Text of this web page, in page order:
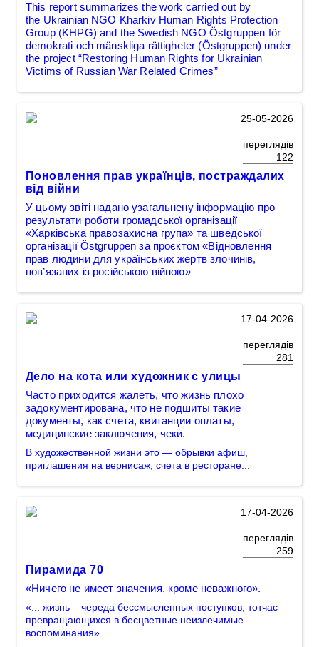
This report summarizes the work carried out by
the Ukrainian NGO Kharkiv Human Rights Protection
Group (KHPG) and the Swedish NGO Östgruppen för
demokrati och mänskliga rättigheter (Östgruppen) under
the project “Restoring Human Rights for Ukrainian
Victims of Russian War Related Crimes”
25-05-2026
переглядів
122
Поновлення прав українців, постраждалих
від війни
У цьому звіті надано узагальнену інформацію про
результати роботи громадської організації
«Харківська правозахисна група» та шведської
організації Östgruppen за проєктом «Відновлення
прав людини для українських жертв злочинів,
пов’язаних із російською війною»
17-04-2026
переглядів
281
Дело на кота или художник с улицы
Часто приходится жалеть, что жизнь плохо
задокументирована, что не подшиты такие
документы, как счета, квитанции оплаты,
медицинские заключения, чеки.
В художественной жизни это — обрывки афиш,
приглашения на вернисаж, счета в ресторане...
17-04-2026
переглядів
259
Пирамида 70
«Ничего не имеет значения, кроме неважного».
«... жизнь – череда бессмысленных поступков, тотчас
превращающихся в бесцветные неизлечимые
воспоминания».